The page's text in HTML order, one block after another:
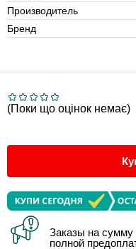
Производитель
Бренд
(Поки що оцінок немає)
Заказы на сумму
полной